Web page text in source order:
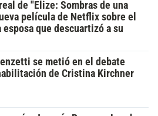
de "Elize: Sombras de una
película de Netflix sobre el
esposa que descuartizó a su
se metió en el debate
de Cristina Kirchner